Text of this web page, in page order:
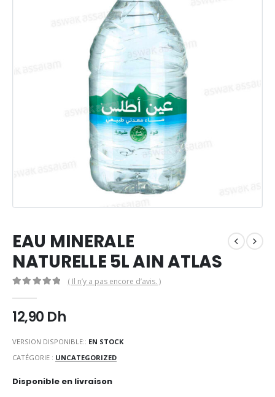
EAU MINERALE
NATURELLE 5L AIN ATLAS
( Il n’y a pas encore d’avis. )
12,90 Dh
VERSION DISPONIBLE:: EN STOCK
CATÉGORIE : UNCATEGORIZED
Disponible en livraison